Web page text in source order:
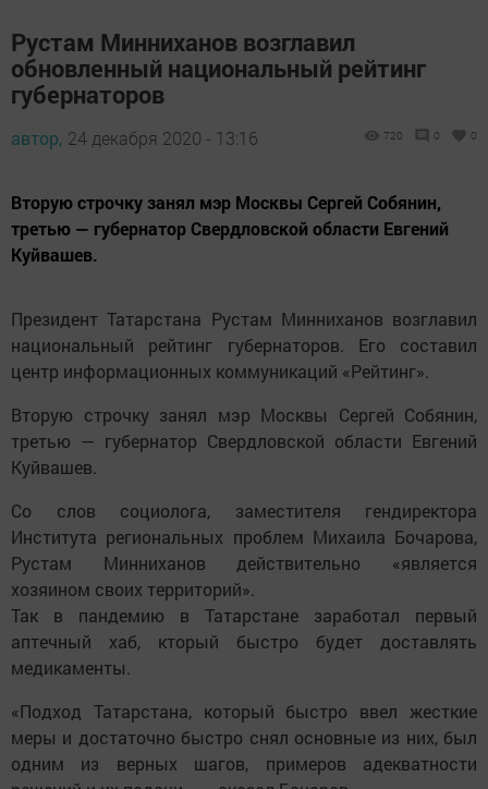
Рустам Минниханов возглавил
обновленный национальный рейтинг
губернаторов
автор, 24 декабря 2020 - 13:16 720 0 0
Вторую строчку занял мэр Москвы Сергей Собянин,
третью — губернатор Свердловской области Евгений
Куйвашев.
Президент Татарстана Рустам Минниханов возглавил
национальный рейтинг губернаторов. Его составил
центр информационных коммуникаций «Рейтинг».
Вторую строчку занял мэр Москвы Сергей Собянин,
третью — губернатор Свердловской области Евгений
Куйвашев.
Со слов социолога, заместителя гендиректора
Института региональных проблем Михаила Бочарова,
Рустам Минниханов действительно «является
хозяином своих территорий».
Так в пандемию в Татарстане заработал первый
аптечный хаб, кторый быстро будет доставлять
медикаменты.
«Подход Татарстана, который быстро ввел жесткие
меры и достаточно быстро снял основные из них, был
одним из верных шагов, примеров адекватности